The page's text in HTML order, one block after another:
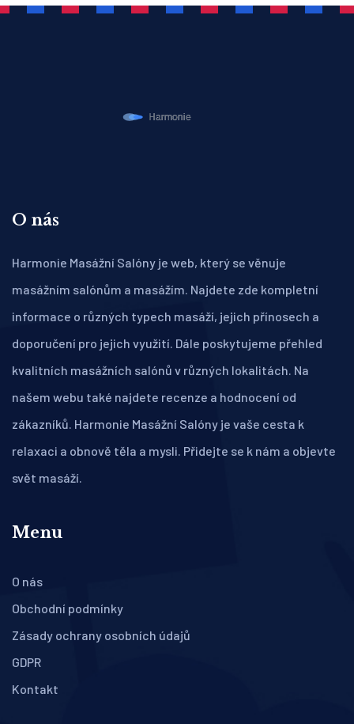
O nás
Harmonie Masážní Salóny je web, který se věnuje
masážním salónům a masážím. Najdete zde kompletní
informace o různých typech masáží, jejich přínosech a
doporučení pro jejich využití. Dále poskytujeme přehled
kvalitních masážních salónů v různých lokalitách. Na
našem webu také najdete recenze a hodnocení od
zákazníků. Harmonie Masážní Salóny je vaše cesta k
relaxaci a obnově těla a mysli. Přidejte se k nám a objevte
svět masáží.
Menu
O nás
Obchodní podmínky
Zásady ochrany osobních údajů
GDPR
Kontakt